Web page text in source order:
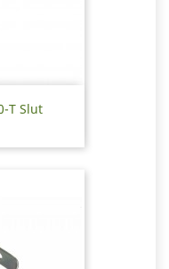
T Slut